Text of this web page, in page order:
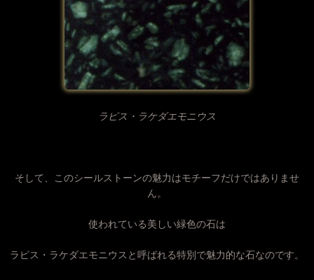
ラピス・ラケダエモニウス
そして、このシールストーンの魅力はモチーフだけではありませ
ん。
使われている美しい緑色の石は
ラピス・ラケダエモニウスと呼ばれる特別で魅力的な石なのです。